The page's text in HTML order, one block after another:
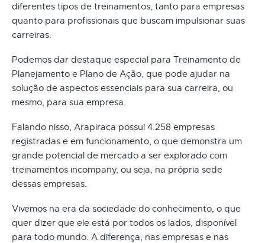
diferentes tipos de treinamentos, tanto para empresas
quanto para profissionais que buscam impulsionar suas
carreiras.
Podemos dar destaque especial para Treinamento de
Planejamento e Plano de Ação, que pode ajudar na
solução de aspectos essenciais para sua carreira, ou
mesmo, para sua empresa.
Falando nisso, Arapiraca possui 4.258 empresas
registradas e em funcionamento, o que demonstra um
grande potencial de mercado a ser explorado com
treinamentos incompany, ou seja, na própria sede
dessas empresas.
Vivemos na era da sociedade do conhecimento, o que
quer dizer que ele está por todos os lados, disponível
para todo mundo. A diferença, nas empresas e nas